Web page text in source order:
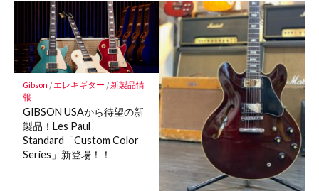
マ
ー
ク
に
保
存
Gibson /エレキギター /新製品情
報
GIBSON USAから待望の新
製品！Les Paul
Standard「Custom Color
Series」新登場！！